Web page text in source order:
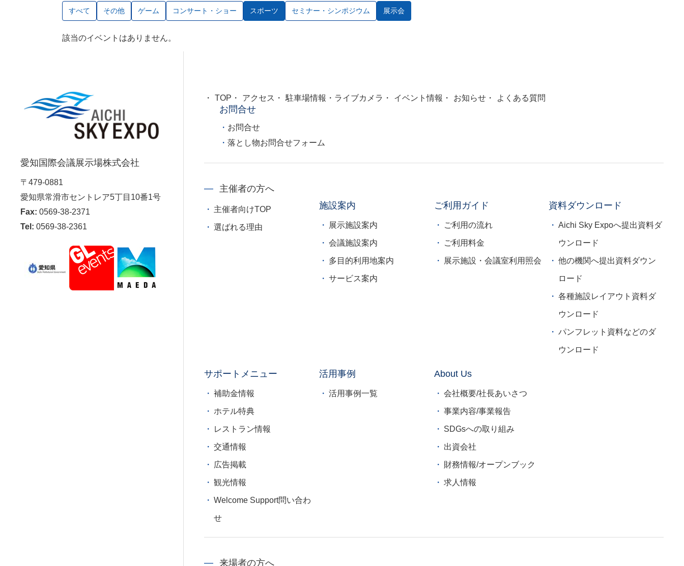
すべて その他 ゲーム コンサート・ショー スポーツ セミナー・シンポジウム 展示会
該当のイベントはありません。
愛知国際会議展示場株式会社
〒479-0881
愛知県常滑市セントレア5丁目10番1号
Fax: 0569-38-2371
Tel: 0569-38-2361
TOP アクセス 駐車場情報・ライブカメラ イベント情報 お知らせ よくある質問
お問合せ
お問合せ
落とし物お問合せフォーム
主催者の方へ
主催者向けTOP
選ばれる理由
施設案内
展示施設案内
会議施設案内
多目的利用地案内
サービス案内
ご利用ガイド
ご利用の流れ
ご利用料金
展示施設・会議室利用照会
資料ダウンロード
Aichi Sky Expoへ提出資料ダ
ウンロード
他の機関へ提出資料ダウン
ロード
各種施設レイアウト資料ダ
ウンロード
パンフレット資料などのダ
ウンロード
サポートメニュー
補助金情報
ホテル特典
レストラン情報
交通情報
広告掲載
観光情報
Welcome Support問い合わ
せ
活用事例
活用事例一覧
About Us
会社概要/社長あいさつ
事業内容/事業報告
SDGsへの取り組み
出資会社
財務情報/オープンブック
求人情報
来場者の方へ